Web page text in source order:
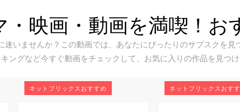
映画・動画を満喫！お
いませんか？この動画では、あなたにぴったりのサブスクを見
キングなど今すぐ動画をチェックして、お気に入りの作品を見つけ
ネットフリックスおすすめ ネットフリックスおす